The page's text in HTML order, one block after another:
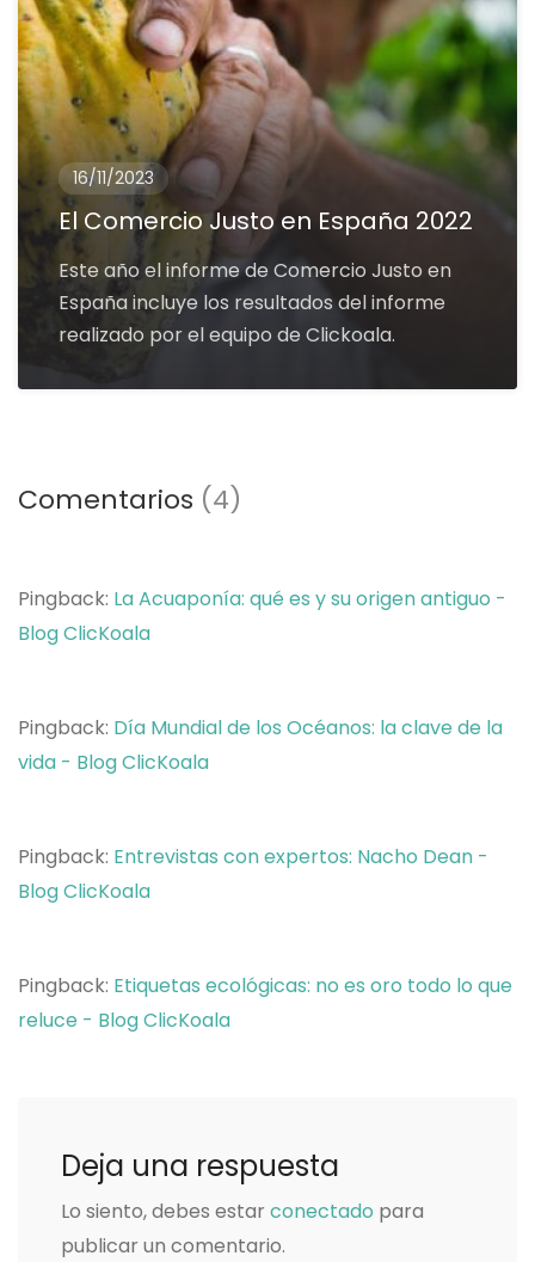
16/11/2023
El Comercio Justo en España 2022
Este año el informe de Comercio Justo en
España incluye los resultados del informe
realizado por el equipo de Clickoala.
Comentarios (4)
Pingback: La Acuaponía: qué es y su origen antiguo -
Blog ClicKoala
Pingback: Día Mundial de los Océanos: la clave de la
vida - Blog ClicKoala
Pingback: Entrevistas con expertos: Nacho Dean -
Blog ClicKoala
Pingback: Etiquetas ecológicas: no es oro todo lo que
reluce - Blog ClicKoala
Deja una respuesta
Lo siento, debes estar conectado para
publicar un comentario.